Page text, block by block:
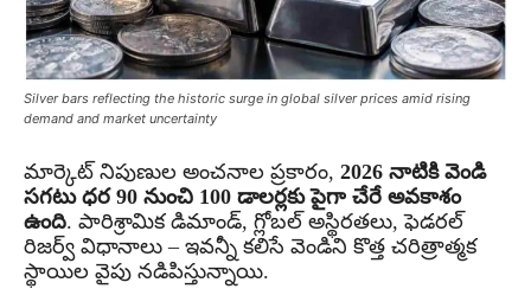
Silver bars reflecting the historic surge in global silver prices amid rising
demand and market uncertainty
మార్కెట్ నిపుణుల అంచనాల ప్రకారం, 2026 నాటికి వెండి
సగటు ధర 90 నుంచి 100 డాలర్లకు పైగా చేరే అవకాశం
ఉంది. పారిశ్రామిక డిమాండ్, గ్లోబల్ అస్థిరతలు, ఫెడరల్
రిజర్వ్ విధానాలు – ఇవన్నీ కలిసే వెండిని కొత్త చరిత్రాత్మక
స్థాయిల వైపు నడిపిస్తున్నాయి.